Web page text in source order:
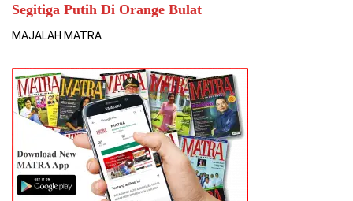
Segitiga Putih Di Orange Bulat
MAJALAH MATRA